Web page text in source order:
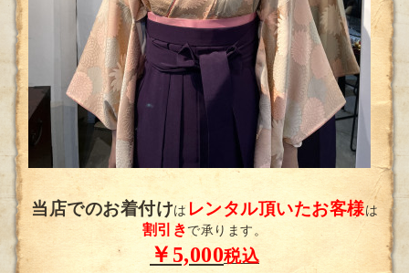
当店でのお着付けは レンタル頂いたお客様は
割引き で承ります。
￥5,000税込